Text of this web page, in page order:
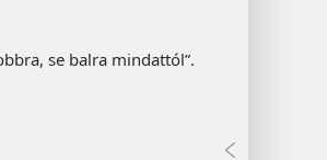
se balra mindattól”.